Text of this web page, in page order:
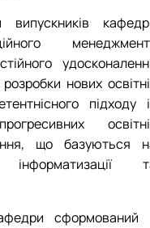
випускників
нових
підходу
що базуються
інформатизації
сформований